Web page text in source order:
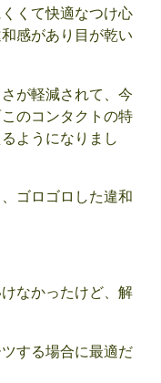
くて快適なつけ心
感があり目が乾い
が軽減されて、今
のコンタクトの特
ようになりまし
ゴロゴロした違和
なかったけど、解
する場合に最適だ